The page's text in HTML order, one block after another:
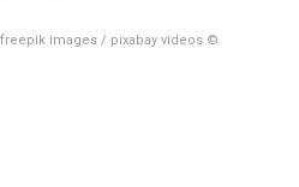
freepik images / pixabay videos ©